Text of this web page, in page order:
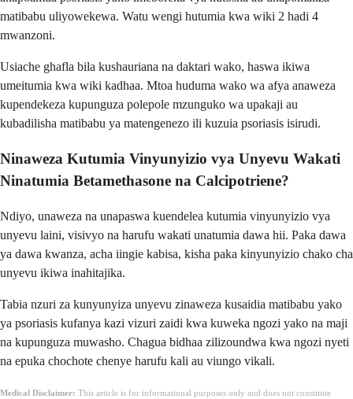
matibabu uliyowekewa. Watu wengi hutumia kwa wiki 2 hadi 4
mwanzoni.
Usiache ghafla bila kushauriana na daktari wako, haswa ikiwa
umeitumia kwa wiki kadhaa. Mtoa huduma wako wa afya anaweza
kupendekeza kupunguza polepole mzunguko wa upakaji au
kubadilisha matibabu ya matengenezo ili kuzuia psoriasis isirudi.
Ninaweza Kutumia Vinyunyizio vya Unyevu Wakati
Ninatumia Betamethasone na Calcipotriene?
Ndiyo, unaweza na unapaswa kuendelea kutumia vinyunyizio vya
unyevu laini, visivyo na harufu wakati unatumia dawa hii. Paka dawa
ya dawa kwanza, acha iingie kabisa, kisha paka kinyunyizio chako cha
unyevu ikiwa inahitajika.
Tabia nzuri za kunyunyiza unyevu zinaweza kusaidia matibabu yako
ya psoriasis kufanya kazi vizuri zaidi kwa kuweka ngozi yako na maji
na kupunguza muwasho. Chagua bidhaa zilizoundwa kwa ngozi nyeti
na epuka chochote chenye harufu kali au viungo vikali.
Medical Disclaimer: This article is for informational purposes only and does not constitute